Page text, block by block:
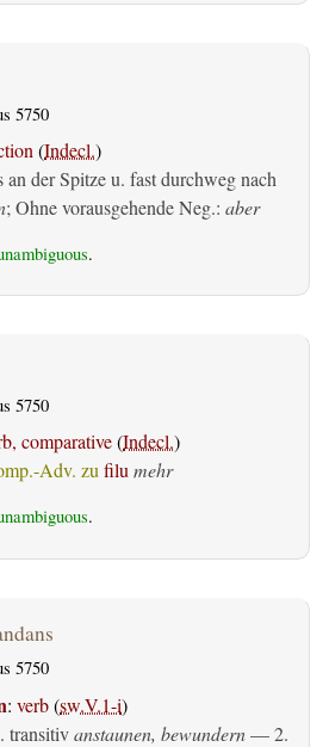
5750
(Indecl.)
an der Spitze u. fast durchweg nach
; Ohne vorausgehende Neg.: aber
.
5750
comparative(Indecl.)
Adv. zufilumehr
.
5750
: verb(sw.V.1-i)
transitivanstaunen, bewundern— 2.